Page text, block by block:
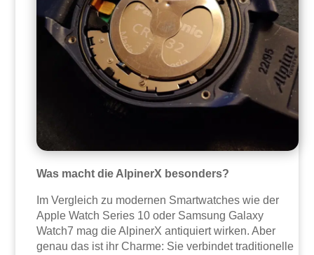
Was macht die AlpinerX besonders?
Im Vergleich zu modernen Smartwatches wie der
Apple Watch Series 10 oder Samsung Galaxy
Watch7 mag die AlpinerX antiquiert wirken. Aber
genau das ist ihr Charme: Sie verbindet traditionelle